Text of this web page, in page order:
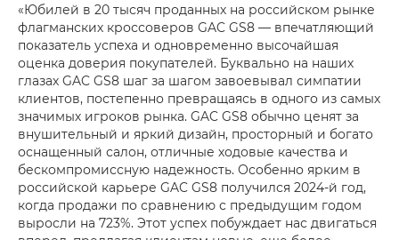
«Юбилей в 20 тысяч проданных на российском рынке
флагманских кроссоверов GAC GS8 — впечатляющий
показатель успеха и одновременно высочайшая
оценка доверия покупателей. Буквально на наших
глазах GAC GS8 шаг за шагом завоевывал симпатии
клиентов, постепенно превращаясь в одного из самых
значимых игроков рынка. GAC GS8 обычно ценят за
внушительный и яркий дизайн, просторный и богато
оснащенный салон, отличные ходовые качества и
бескомпромиссную надежность. Особенно ярким в
российской карьере GAC GS8 получился 2024-й год,
когда продажи по сравнению с предыдущим годом
выросли на 723%. Этот успех побуждает нас двигаться